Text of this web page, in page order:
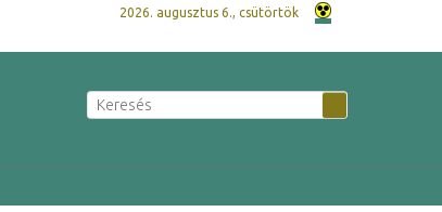
2026. augusztus 6., csütörtök